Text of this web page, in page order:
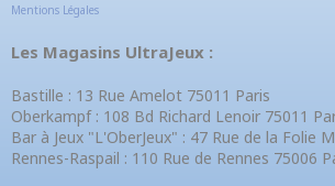
Mentions Légales
Les Magasins UltraJeux :
Bastille : 13 Rue Amelot 75011 Paris
Oberkampf : 108 Bd Richard Lenoir 75011
Bar à Jeux "L'OberJeux" : 47 Rue de la Folie
Rennes-Raspail : 110 Rue de Rennes 75006